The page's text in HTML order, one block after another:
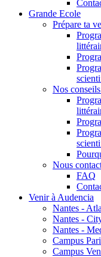
Grande Ecole
Prépare ta
Nos
Nous
FAQ
Venir à Audencia
Nantes -
Nantes -
Nantes -
Campus
Campus